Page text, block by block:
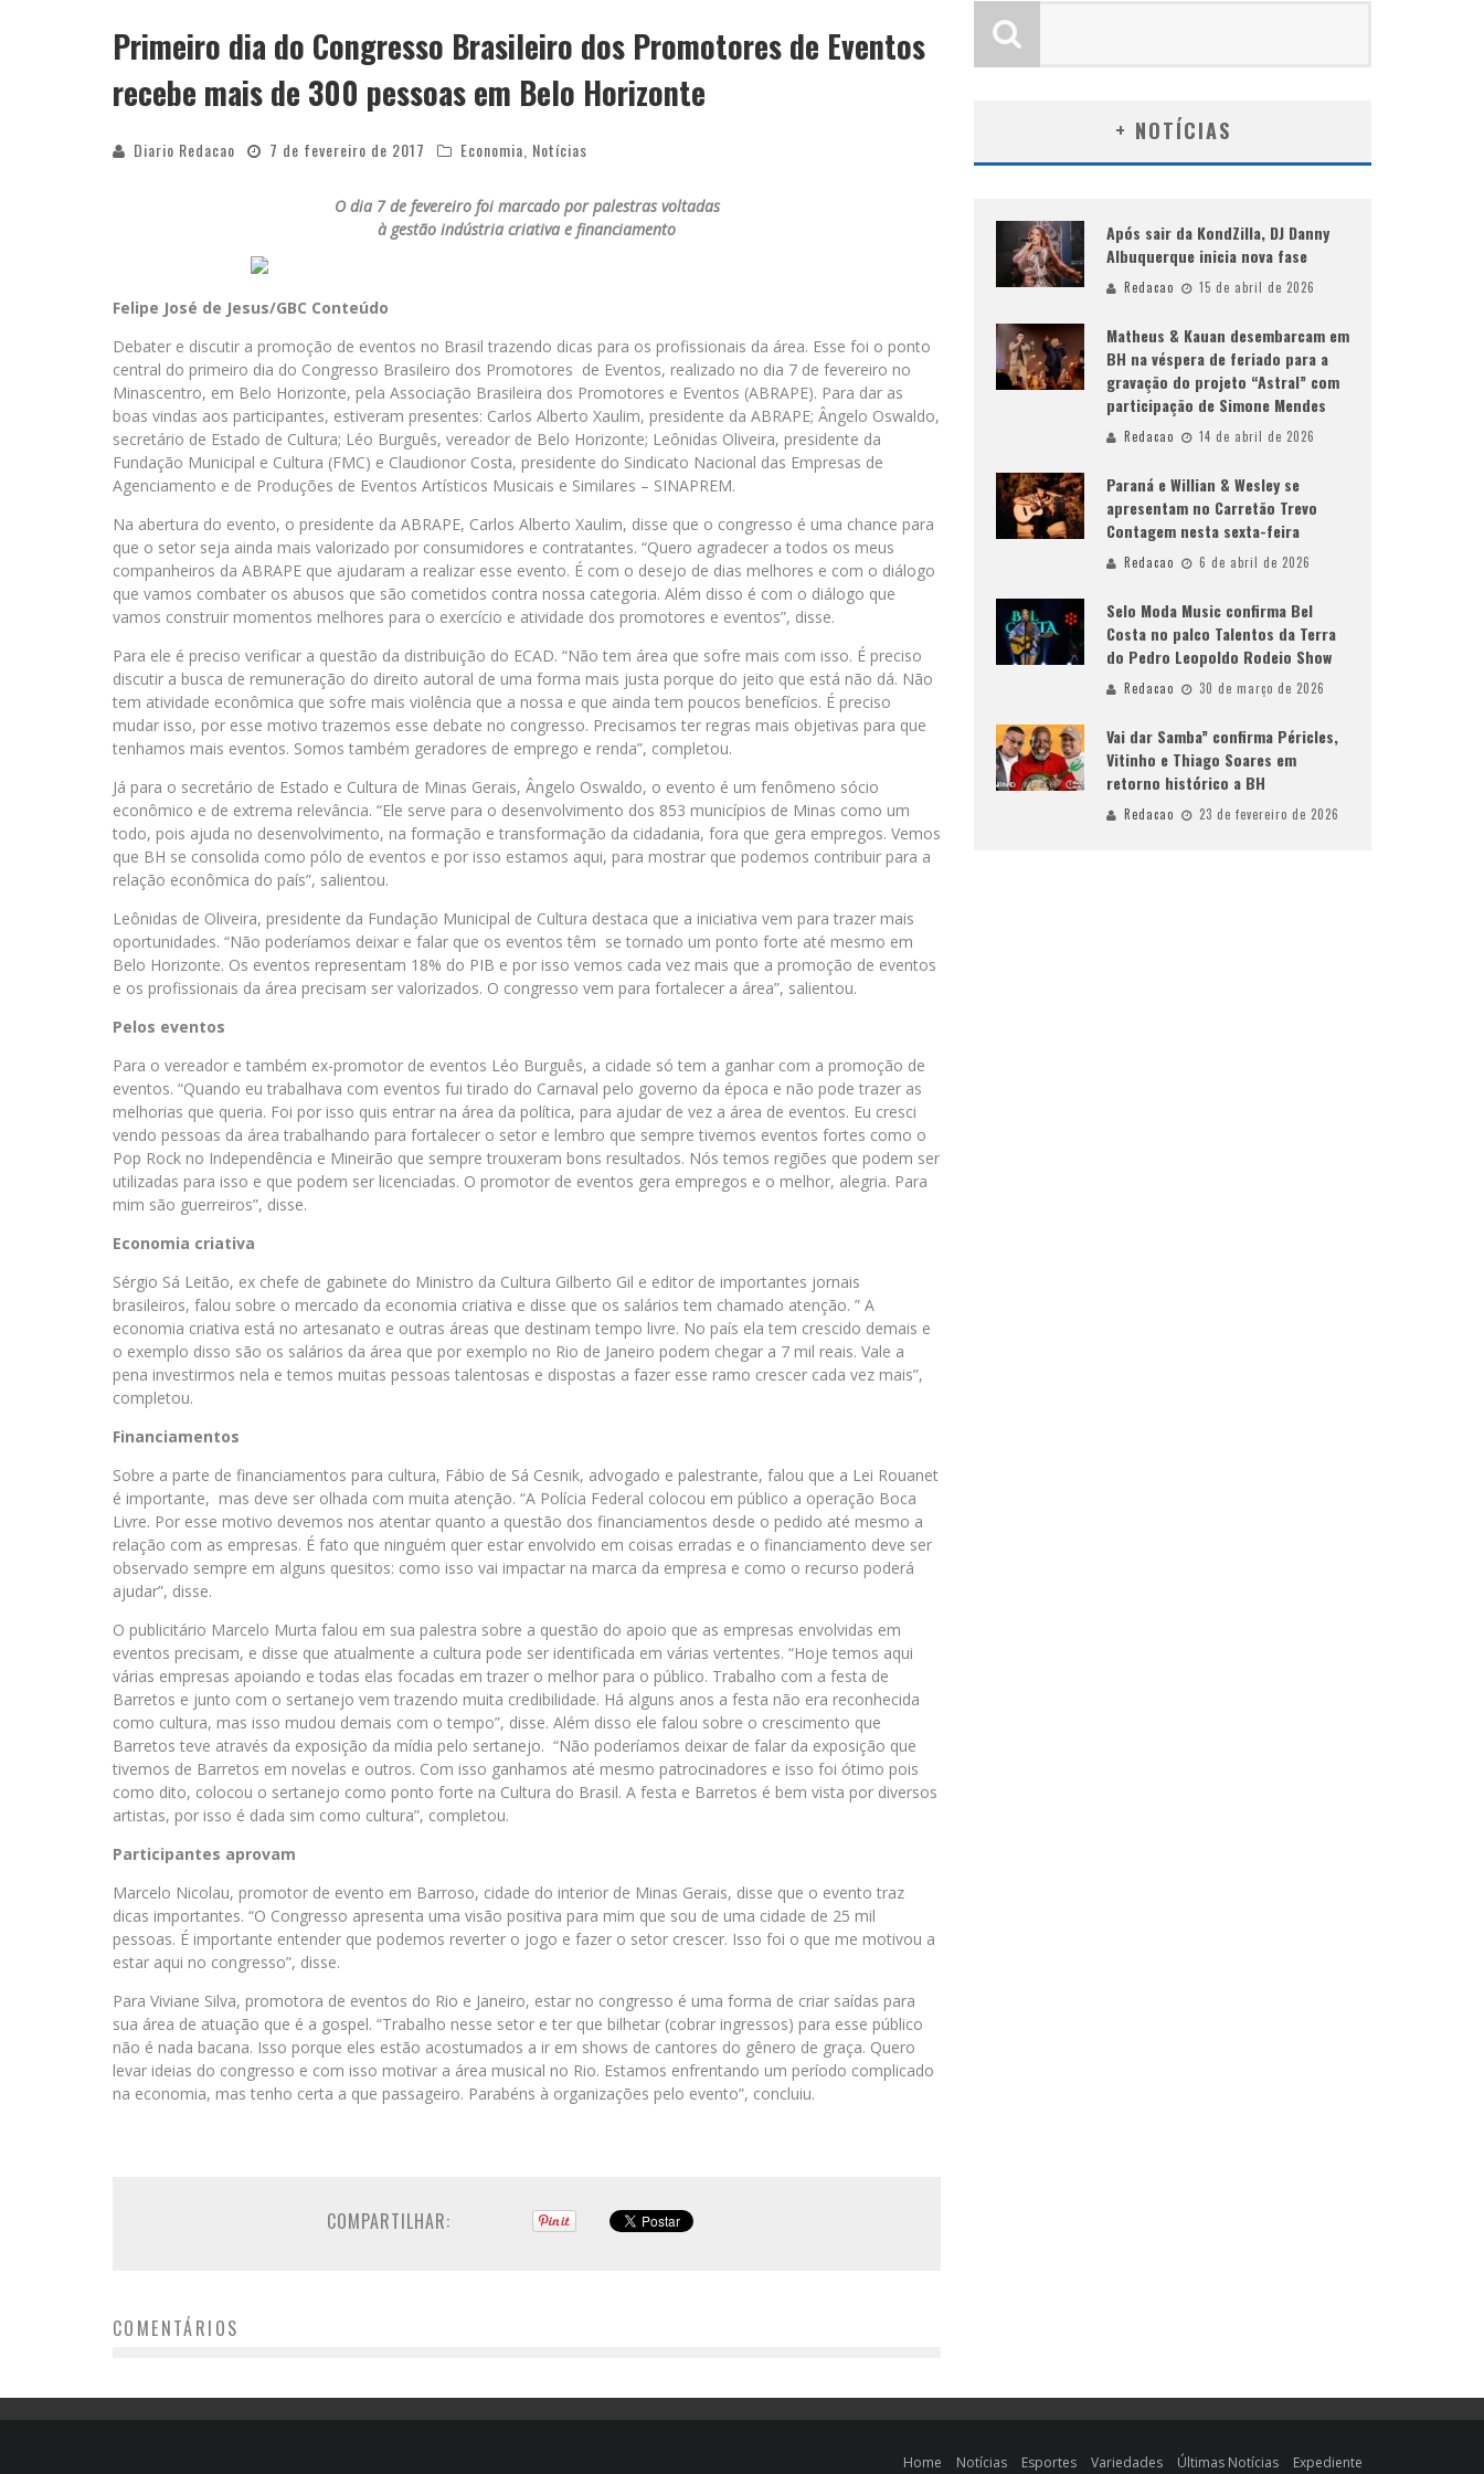
APÓS SAIR DA KONDZILLA, DJ DANNY ALBUQUERQUE INICIA NOVA FASE
Primeiro dia do Congresso Brasileiro dos Promotores de Eventos
recebe mais de 300 pessoas em Belo Horizonte
Diario Redacao 7 de fevereiro de 2017 Economia Notícias
O dia 7 de fevereiro foi marcado por palestras voltadas
à gestão indústria criativa e financiamento
Felipe José de Jesus/GBC Conteúdo
Debater e discutir a promoção de eventos no Brasil trazendo dicas para os profissionais da área. Esse foi o ponto
central do primeiro dia do Congresso Brasileiro dos Promotores de Eventos, realizado no dia 7 de fevereiro no
Minascentro, em Belo Horizonte, pela Associação Brasileira dos Promotores e Eventos (ABRAPE). Para dar as
boas vindas aos participantes, estiveram presentes: Carlos Alberto Xaulim, presidente da ABRAPE; Ângelo Oswaldo,
secretário de Estado de Cultura; Léo Burguês, vereador de Belo Horizonte; Leônidas Oliveira, presidente da
Fundação Municipal e Cultura (FMC) e Claudionor Costa, presidente do Sindicato Nacional das Empresas de
Agenciamento e de Produções de Eventos Artísticos Musicais e Similares – SINAPREM.
Na abertura do evento, o presidente da ABRAPE, Carlos Alberto Xaulim, disse que o congresso é uma chance para
que o setor seja ainda mais valorizado por consumidores e contratantes. “Quero agradecer a todos os meus
companheiros da ABRAPE que ajudaram a realizar esse evento. É com o desejo de dias melhores e com o diálogo
que vamos combater os abusos que são cometidos contra nossa categoria. Além disso é com o diálogo que
vamos construir momentos melhores para o exercício e atividade dos promotores e eventos”, disse.
Para ele é preciso verificar a questão da distribuição do ECAD. “Não tem área que sofre mais com isso. É preciso
discutir a busca de remuneração do direito autoral de uma forma mais justa porque do jeito que está não dá. Não
tem atividade econômica que sofre mais violência que a nossa e que ainda tem poucos benefícios. É preciso
mudar isso, por esse motivo trazemos esse debate no congresso. Precisamos ter regras mais objetivas para que
tenhamos mais eventos. Somos também geradores de emprego e renda”, completou.
Já para o secretário de Estado e Cultura de Minas Gerais, Ângelo Oswaldo, o evento é um fenômeno sócio
econômico e de extrema relevância. “Ele serve para o desenvolvimento dos 853 municípios de Minas como um
todo, pois ajuda no desenvolvimento, na formação e transformação da cidadania, fora que gera empregos. Vemos
que BH se consolida como pólo de eventos e por isso estamos aqui, para mostrar que podemos contribuir para a
relação econômica do país”, salientou.
Leônidas de Oliveira, presidente da Fundação Municipal de Cultura destaca que a iniciativa vem para trazer mais
oportunidades. “Não poderíamos deixar e falar que os eventos têm se tornado um ponto forte até mesmo em
Belo Horizonte. Os eventos representam 18% do PIB e por isso vemos cada vez mais que a promoção de eventos
e os profissionais da área precisam ser valorizados. O congresso vem para fortalecer a área”, salientou.
Pelos eventos
Para o vereador e também ex-promotor de eventos Léo Burguês, a cidade só tem a ganhar com a promoção de
eventos. “Quando eu trabalhava com eventos fui tirado do Carnaval pelo governo da época e não pode trazer as
melhorias que queria. Foi por isso quis entrar na área da política, para ajudar de vez a área de eventos. Eu cresci
vendo pessoas da área trabalhando para fortalecer o setor e lembro que sempre tivemos eventos fortes como o
Pop Rock no Independência e Mineirão que sempre trouxeram bons resultados. Nós temos regiões que podem ser
utilizadas para isso e que podem ser licenciadas. O promotor de eventos gera empregos e o melhor, alegria. Para
mim são guerreiros”, disse.
Economia criativa
Sérgio Sá Leitão, ex chefe de gabinete do Ministro da Cultura Gilberto Gil e editor de importantes jornais
brasileiros, falou sobre o mercado da economia criativa e disse que os salários tem chamado atenção. ” A
economia criativa está no artesanato e outras áreas que destinam tempo livre. No país ela tem crescido demais e
o exemplo disso são os salários da área que por exemplo no Rio de Janeiro podem chegar a 7 mil reais. Vale a
pena investirmos nela e temos muitas pessoas talentosas e dispostas a fazer esse ramo crescer cada vez mais”,
completou.
Financiamentos
Sobre a parte de financiamentos para cultura, Fábio de Sá Cesnik, advogado e palestrante, falou que a Lei Rouanet
é importante, mas deve ser olhada com muita atenção. “A Polícia Federal colocou em público a operação Boca
Livre. Por esse motivo devemos nos atentar quanto a questão dos financiamentos desde o pedido até mesmo a
relação com as empresas. É fato que ninguém quer estar envolvido em coisas erradas e o financiamento deve ser
observado sempre em alguns quesitos: como isso vai impactar na marca da empresa e como o recurso poderá
ajudar”, disse.
O publicitário Marcelo Murta falou em sua palestra sobre a questão do apoio que as empresas envolvidas em
eventos precisam, e disse que atualmente a cultura pode ser identificada em várias vertentes. “Hoje temos aqui
várias empresas apoiando e todas elas focadas em trazer o melhor para o público. Trabalho com a festa de
Barretos e junto com o sertanejo vem trazendo muita credibilidade. Há alguns anos a festa não era reconhecida
como cultura, mas isso mudou demais com o tempo”, disse. Além disso ele falou sobre o crescimento que
Barretos teve através da exposição da mídia pelo sertanejo. “Não poderíamos deixar de falar da exposição que
tivemos de Barretos em novelas e outros. Com isso ganhamos até mesmo patrocinadores e isso foi ótimo pois
como dito, colocou o sertanejo como ponto forte na Cultura do Brasil. A festa e Barretos é bem vista por diversos
artistas, por isso é dada sim como cultura”, completou.
Participantes aprovam
Marcelo Nicolau, promotor de evento em Barroso, cidade do interior de Minas Gerais, disse que o evento traz
dicas importantes. “O Congresso apresenta uma visão positiva para mim que sou de uma cidade de 25 mil
pessoas. É importante entender que podemos reverter o jogo e fazer o setor crescer. Isso foi o que me motivou a
estar aqui no congresso”, disse.
Para Viviane Silva, promotora de eventos do Rio e Janeiro, estar no congresso é uma forma de criar saídas para
sua área de atuação que é a gospel. “Trabalho nesse setor e ter que bilhetar (cobrar ingressos) para esse público
não é nada bacana. Isso porque eles estão acostumados a ir em shows de cantores do gênero de graça. Quero
levar ideias do congresso e com isso motivar a área musical no Rio. Estamos enfrentando um período complicado
na economia, mas tenho certa a que passageiro. Parabéns à organizações pelo evento”, concluiu.
COMPARTILHAR:
COMENTÁRIOS
+ NOTÍCIAS
Após sair da KondZilla, DJ Danny
Albuquerque inicia nova fase
Redacao 15 de abril de 2026
Matheus & Kauan desembarcam em
BH na véspera de feriado para a
gravação do projeto “Astral” com
participação de Simone Mendes
Redacao 14 de abril de 2026
Paraná e Willian & Wesley se
apresentam no Carretão Trevo
Contagem nesta sexta-feira
Redacao 6 de abril de 2026
Selo Moda Music confirma Bel
Costa no palco Talentos da Terra
do Pedro Leopoldo Rodeio Show
Redacao 30 de março de 2026
Vai dar Samba” confirma Péricles,
Vitinho e Thiago Soares em
retorno histórico a BH
Redacao 23 de fevereiro de 2026
Home Notícias Esportes Variedades Últimas Notícias Expediente